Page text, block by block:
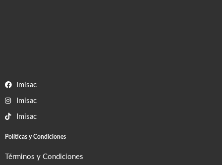
Imisac
Imisac
Imisac
Políticas y Condiciones
Términos y Condiciones